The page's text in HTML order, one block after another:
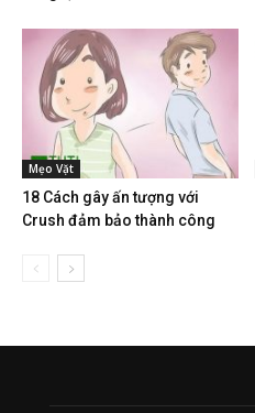
Mẹo Vặt
18 Cách gây ấn tượng với
Crush đảm bảo thành công